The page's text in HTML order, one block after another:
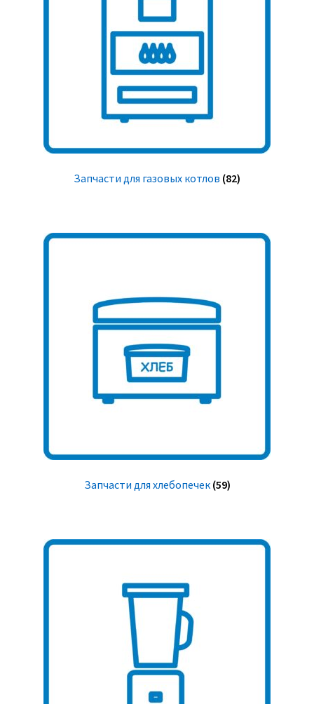
Запчасти для газовых котлов (82)
Запчасти для хлебопечек (59)